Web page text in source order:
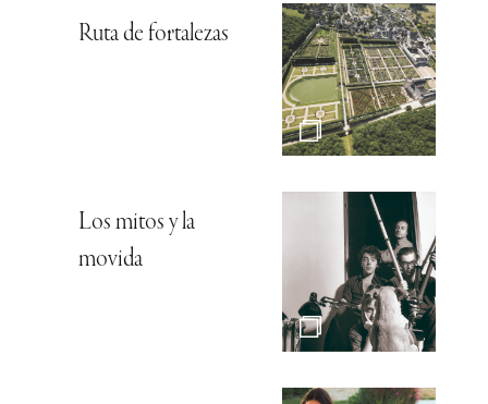
Ruta de fortalezas
Los mitos y la
movida